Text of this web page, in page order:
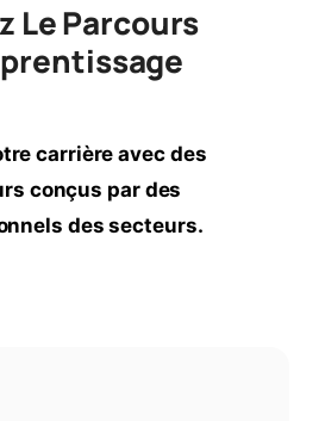
Le Parcours
carrière avec des
conçus par des
des secteurs.